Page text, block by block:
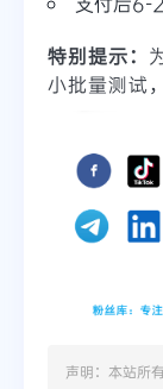
特别提示：
小批量测试
声明：本站所